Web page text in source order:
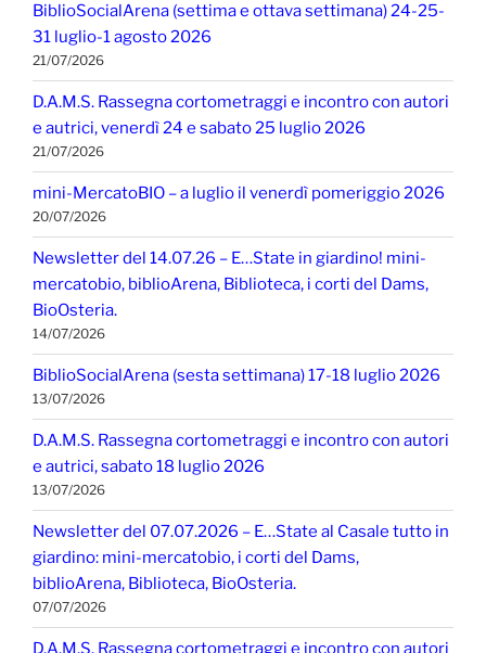
BiblioSocialArena (settima e ottava settimana) 24-25-
31 luglio-1 agosto 2026
21/07/2026
D.A.M.S. Rassegna cortometraggi e incontro con autori
e autrici, venerdì 24 e sabato 25 luglio 2026
21/07/2026
mini-MercatoBIO – a luglio il venerdì pomeriggio 2026
20/07/2026
Newsletter del 14.07.26 – E…State in giardino! mini-
mercatobio, biblioArena, Biblioteca, i corti del Dams,
BioOsteria.
14/07/2026
BiblioSocialArena (sesta settimana) 17-18 luglio 2026
13/07/2026
D.A.M.S. Rassegna cortometraggi e incontro con autori
e autrici, sabato 18 luglio 2026
13/07/2026
Newsletter del 07.07.2026 – E…State al Casale tutto in
giardino: mini-mercatobio, i corti del Dams,
biblioArena, Biblioteca, BioOsteria.
07/07/2026
D.A.M.S. Rassegna cortometraggi e incontro con autori